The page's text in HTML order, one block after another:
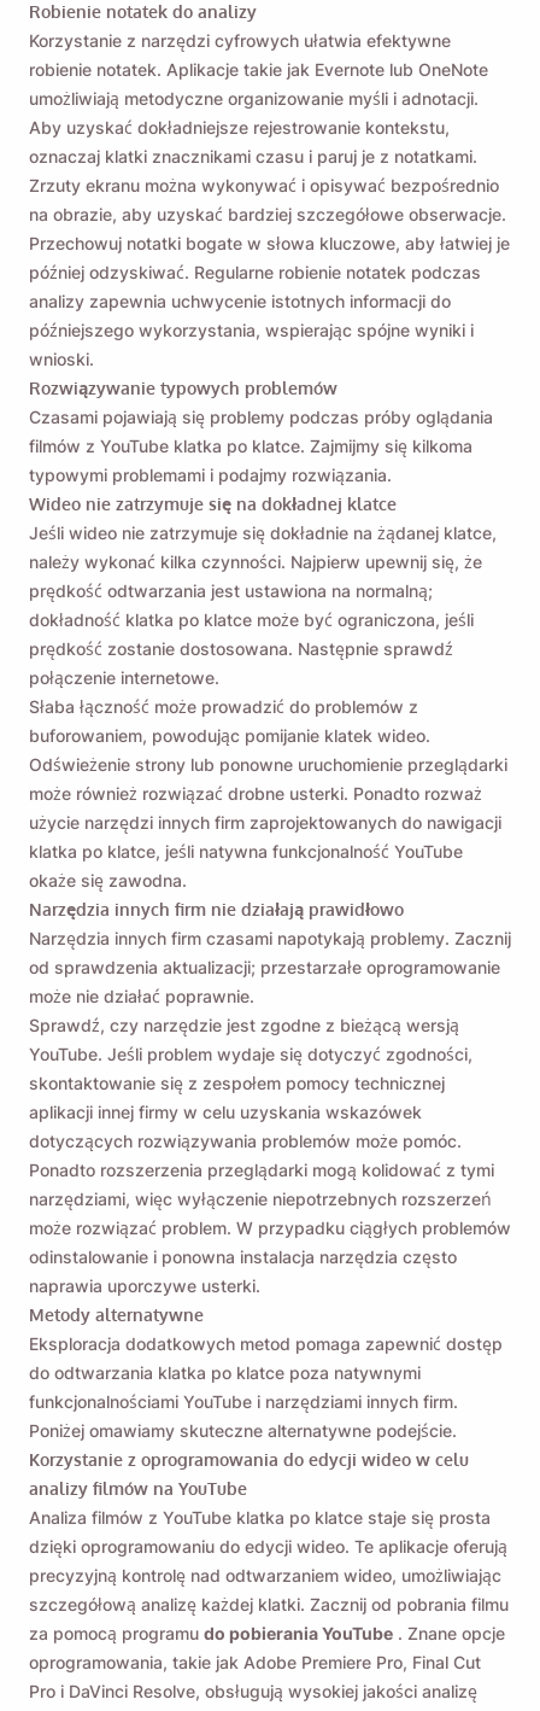
Robienie notatek do analizy
Korzystanie z narzędzi cyfrowych ułatwia efektywne
robienie notatek. Aplikacje takie jak Evernote lub OneNote
umożliwiają metodyczne organizowanie myśli i adnotacji.
Aby uzyskać dokładniejsze rejestrowanie kontekstu,
oznaczaj klatki znacznikami czasu i paruj je z notatkami.
Zrzuty ekranu można wykonywać i opisywać bezpośrednio
na obrazie, aby uzyskać bardziej szczegółowe obserwacje.
Przechowuj notatki bogate w słowa kluczowe, aby łatwiej je
później odzyskiwać. Regularne robienie notatek podczas
analizy zapewnia uchwycenie istotnych informacji do
późniejszego wykorzystania, wspierając spójne wyniki i
wnioski.
Rozwiązywanie typowych problemów
Czasami pojawiają się problemy podczas próby oglądania
filmów z YouTube klatka po klatce. Zajmijmy się kilkoma
typowymi problemami i podajmy rozwiązania.
Wideo nie zatrzymuje się na dokładnej klatce
Jeśli wideo nie zatrzymuje się dokładnie na żądanej klatce,
należy wykonać kilka czynności. Najpierw upewnij się, że
prędkość odtwarzania jest ustawiona na normalną;
dokładność klatka po klatce może być ograniczona, jeśli
prędkość zostanie dostosowana. Następnie sprawdź
połączenie internetowe.
Słaba łączność może prowadzić do problemów z
buforowaniem, powodując pomijanie klatek wideo.
Odświeżenie strony lub ponowne uruchomienie przeglądarki
może również rozwiązać drobne usterki. Ponadto rozważ
użycie narzędzi innych firm zaprojektowanych do nawigacji
klatka po klatce, jeśli natywna funkcjonalność YouTube
okaże się zawodna.
Narzędzia innych firm nie działają prawidłowo
Narzędzia innych firm czasami napotykają problemy. Zacznij
od sprawdzenia aktualizacji; przestarzałe oprogramowanie
może nie działać poprawnie.
Sprawdź, czy narzędzie jest zgodne z bieżącą wersją
YouTube. Jeśli problem wydaje się dotyczyć zgodności,
skontaktowanie się z zespołem pomocy technicznej
aplikacji innej firmy w celu uzyskania wskazówek
dotyczących rozwiązywania problemów może pomóc.
Ponadto rozszerzenia przeglądarki mogą kolidować z tymi
narzędziami, więc wyłączenie niepotrzebnych rozszerzeń
może rozwiązać problem. W przypadku ciągłych problemów
odinstalowanie i ponowna instalacja narzędzia często
naprawia uporczywe usterki.
Metody alternatywne
Eksploracja dodatkowych metod pomaga zapewnić dostęp
do odtwarzania klatka po klatce poza natywnymi
funkcjonalnościami YouTube i narzędziami innych firm.
Poniżej omawiamy skuteczne alternatywne podejście.
Korzystanie z oprogramowania do edycji wideo w celu
analizy filmów na YouTube
Analiza filmów z YouTube klatka po klatce staje się prosta
dzięki oprogramowaniu do edycji wideo. Te aplikacje oferują
precyzyjną kontrolę nad odtwarzaniem wideo, umożliwiając
szczegółową analizę każdej klatki. Zacznij od pobrania filmu
za pomocą programu do pobierania YouTube . Znane opcje
oprogramowania, takie jak Adobe Premiere Pro, Final Cut
Pro i DaVinci Resolve, obsługują wysokiej jakości analizę
Email
Zaznaczając tę ​​opcję zgadzasz się z naszą
Polityką
Prywatności .
Wysłać